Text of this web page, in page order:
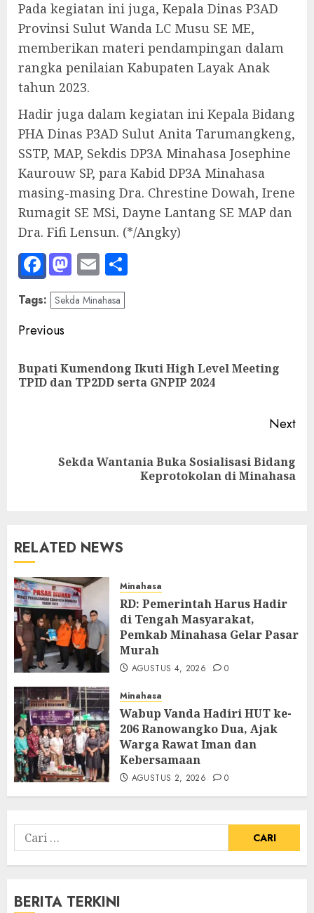
Pada kegiatan ini juga, Kepala Dinas P3AD
Provinsi Sulut Wanda LC Musu SE ME,
memberikan materi pendampingan dalam
rangka penilaian Kabupaten Layak Anak
tahun 2023.
Hadir juga dalam kegiatan ini Kepala Bidang
PHA Dinas P3AD Sulut Anita Tarumangkeng,
SSTP, MAP, Sekdis DP3A Minahasa Josephine
Kaurouw SP, para Kabid DP3A Minahasa
masing-masing Dra. Chrestine Dowah, Irene
Rumagit SE MSi, Dayne Lantang SE MAP dan
Dra. Fifi Lensun. (*/Angky)
Facebook
Mastodon
Email
Tags: Sekda Minahasa
Post
Previous
Bupati Kumendong Ikuti High Level Meeting
TPID dan TP2DD serta GNPIP 2024
Next
Sekda Wantania Buka Sosialisasi Bidang
Keprotokolan di Minahasa
RELATED NEWS
Minahasa
RD: Pemerintah Harus Hadir
di Tengah Masyarakat,
Pemkab Minahasa Gelar Pasar
Murah
AGUSTUS 4, 2026 0
Minahasa
Wabup Vanda Hadiri HUT ke-
206 Ranowangko Dua, Ajak
Warga Rawat Iman dan
Kebersamaan
AGUSTUS 2, 2026 0
Cari
untuk:
BERITA TERKINI